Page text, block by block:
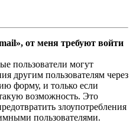
от меня требуют войти
пользователи могут
другим пользователям через
форму, и только если
возможность. Это
злоупотребления
пользователями.